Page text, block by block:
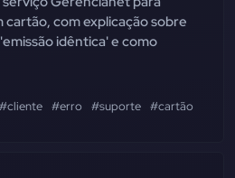
com explicação sobre
idêntica' e como
#cliente #erro #suporte #cartão